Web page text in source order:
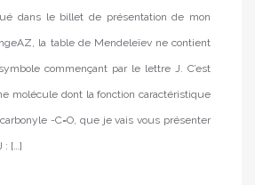
dans le billet de présentation de mon
la table de Mendeleïev ne contient
commençant par le lettre J. C’est
molécule dont la fonction caractéristique
-C=O, que je vais vous présenter
: […]